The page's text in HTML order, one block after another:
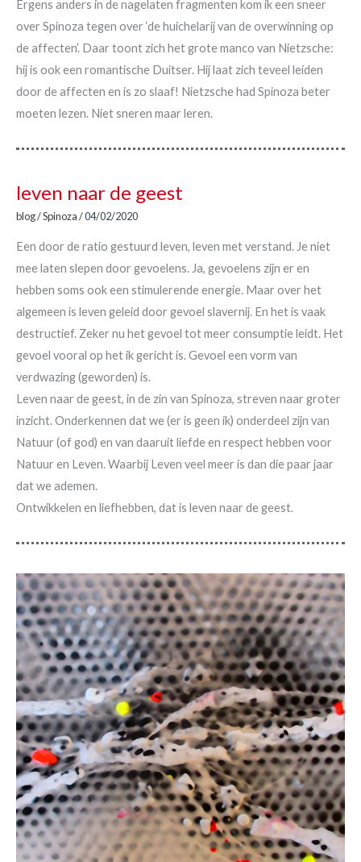
Ergens anders in de nagelaten fragmenten kom ik een sneer
over Spinoza tegen over ‘de huichelarij van de overwinning op
de affecten’. Daar toont zich het grote manco van Nietzsche:
hij is ook een romantische Duitser. Hij laat zich teveel leiden
door de affecten en is zo slaaf! Nietzsche had Spinoza beter
moeten lezen. Niet sneren maar leren.
leven naar de geest
blog/Spinoza/04/02/2020
Een door de ratio gestuurd leven, leven met verstand. Je niet
mee laten slepen door gevoelens. Ja, gevoelens zijn er en
hebben soms ook een stimulerende energie. Maar over het
algemeen is leven geleid door gevoel slavernij. En het is vaak
destructief. Zeker nu het gevoel tot meer consumptie leidt. Het
gevoel vooral op het ik gericht is. Gevoel een vorm van
verdwazing (geworden) is.
Leven naar de geest, in de zin van Spinoza, streven naar groter
inzicht. Onderkennen dat we (er is geen ik) onderdeel zijn van
Natuur (of god) en van daaruit liefde en respect hebben voor
Natuur en Leven. Waarbij Leven veel meer is dan die paar jaar
dat we ademen.
Ontwikkelen en liefhebben, dat is leven naar de geest.